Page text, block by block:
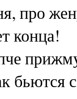
про
конца!
бьются